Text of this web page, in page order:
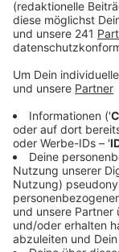
Beim Schreiben
Musiker wie Rob
Jenna
mitgewirkt.
Entstehung
BTS-Sound zu
tanzbaren Pop
Anzeige